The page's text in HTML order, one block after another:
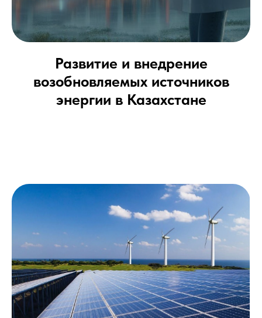
Развитие и внедрение
возобновляемых источников
энергии в Казахстане